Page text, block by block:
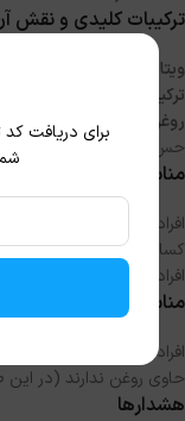
ترکیبات کلیدی و نقش
ویتامین‌ها و مواد مغذی:
ترکیبات آبرسان:
جلوگیری
روغن‌های سبک مغذی:
حس چربی.
مناسب چه کسانی است
افرادی که با ریزش موی
کسانی که موهایشان
افرادی که به دنبال
مناسب چه کسانی نیست
افرادی که پوست سر بسیار
حاوی روغن ندارند (در
هشدارها